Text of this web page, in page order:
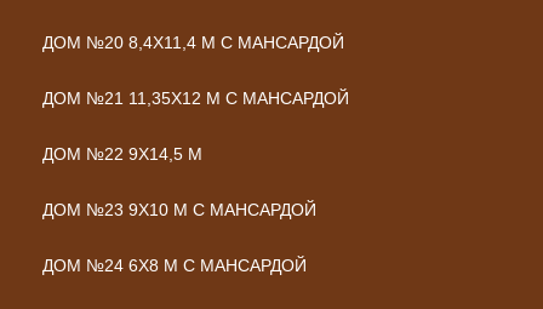
ДОМ №20 8,4Х11,4 М С МАНСАРДОЙ
ДОМ №21 11,35Х12 М С МАНСАРДОЙ
ДОМ №22 9Х14,5 М
ДОМ №23 9Х10 М С МАНСАРДОЙ
ДОМ №24 6Х8 М С МАНСАРДОЙ